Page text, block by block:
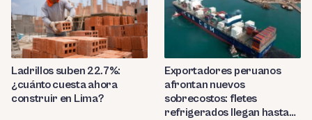
Ladrillos suben 22.7%:
¿cuánto cuesta ahora
construir en Lima?
Exportadores peruanos
afrontan nuevos
sobrecostos: fletes
refrigerados llegan hasta